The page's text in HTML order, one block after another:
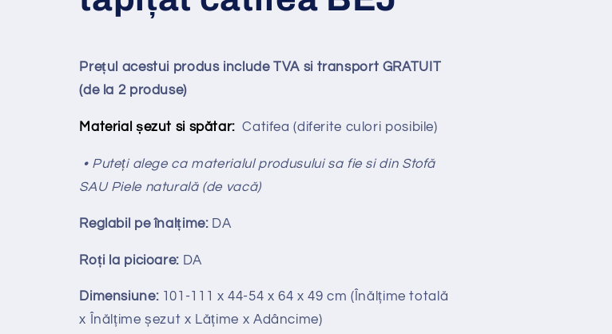
Prețul acestui produs include TVA si transport GRATUIT
(de la 2 produse)
Material șezut si spătar: Catifea (diferite culori posibile)
• Puteți alege ca materialul produsului sa fie si din Stofă
SAU Piele naturală (de vacă)
Reglabil peînalțime: DA
Roți la picioare: DA
Dimensiune: 101-111 x 44-54 x 64 x 49 cm (Înălțime totală
x Înălțimeșezut x Lățime x Adâncime)